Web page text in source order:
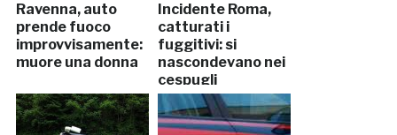
Ravenna, auto
prende fuoco
improvvisamente:
muore una donna
Incidente Roma,
catturati i
fuggitivi: si
nascondevano nei
cespugli